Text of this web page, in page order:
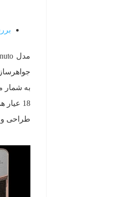
بررسی سری
طراحی